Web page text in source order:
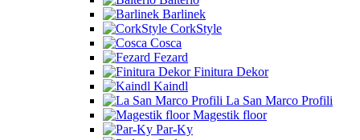
Barlinek
CorkStyle
Cosca
Fezard
Finitura Dekor
Kaindl
La San Marco Profili
Magestik floor
Par-Ky